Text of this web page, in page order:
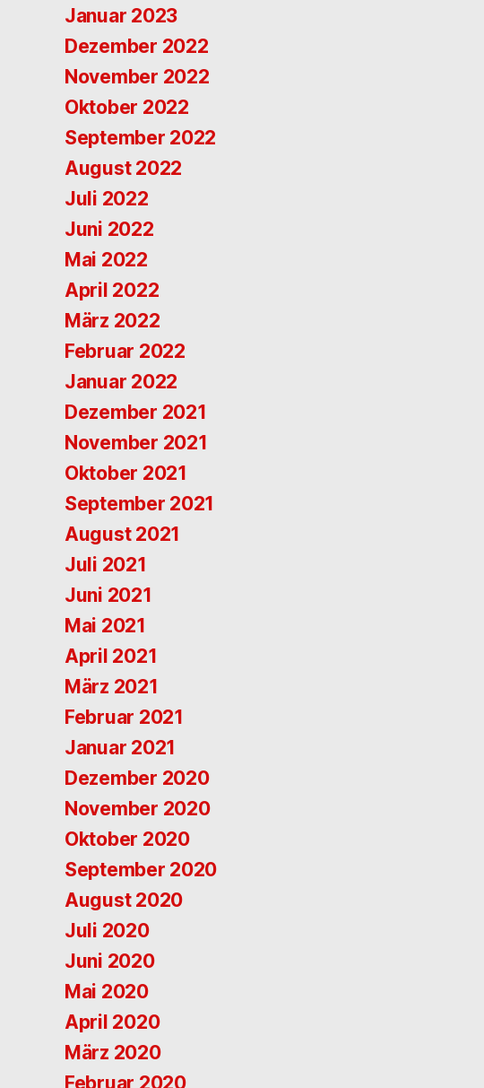
Januar 2023
Dezember 2022
November 2022
Oktober 2022
September 2022
August 2022
Juli 2022
Juni 2022
Mai 2022
April 2022
März 2022
Februar 2022
Januar 2022
Dezember 2021
November 2021
Oktober 2021
September 2021
August 2021
Juli 2021
Juni 2021
Mai 2021
April 2021
März 2021
Februar 2021
Januar 2021
Dezember 2020
November 2020
Oktober 2020
September 2020
August 2020
Juli 2020
Juni 2020
Mai 2020
April 2020
März 2020
Februar 2020